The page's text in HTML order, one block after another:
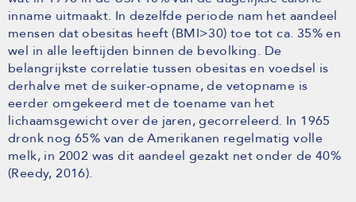
inname uitmaakt. In dezelfde periode nam het aandeel
mensen dat obesitas heeft (BMI>30) toe tot ca. 35% en
wel in alle leeftijden binnen de bevolking. De
belangrijkste correlatie tussen obesitas en voedsel is
derhalve met de suiker-opname, de vetopname is
eerder omgekeerd met de toename van het
lichaamsgewicht over de jaren, gecorreleerd. In 1965
dronk nog 65% van de Amerikanen regelmatig volle
melk, in 2002 was dit aandeel gezakt net onder de 40%
(Reedy, 2016).